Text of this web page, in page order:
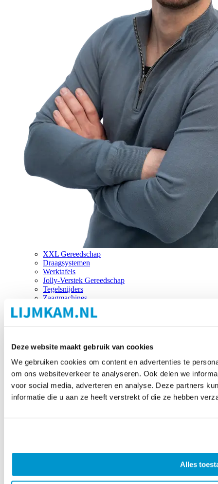
Deze website maakt gebruik van cookies
We gebruiken cookies om content en advertenties te
om ons websiteverkeer te analyseren. Ook delen we
voor social media, adverteren en analyse. Deze partners
informatie die u aan ze heeft verstrekt of die ze hebben
Alles
XXL Gereedschap
Draagsystemen
Werktafels
Jolly-Verstek Gereedschap
Tegelsnijders
Zaagmachines
Merken